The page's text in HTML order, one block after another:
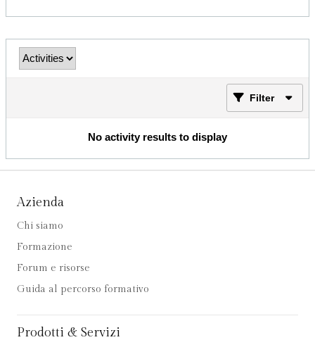
Filter
No activity results to display
Azienda
Chi siamo
Formazione
Forum e risorse
Guida al percorso formativo
Prodotti & Servizi